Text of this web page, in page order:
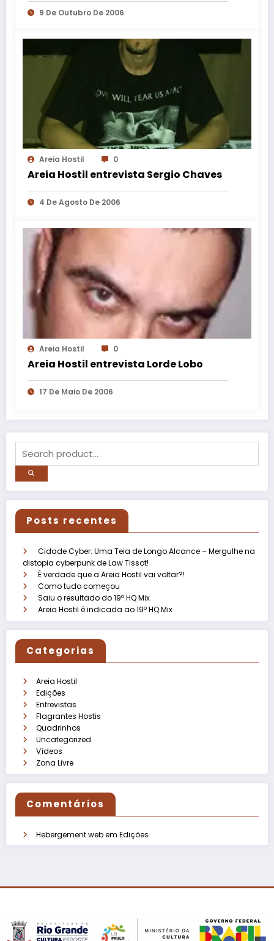
9 De Outubro De 2006
Areia Hostil 0
Areia Hostil entrevista Sergio Chaves
4 De Agosto De 2006
Areia Hostil 0
Areia Hostil entrevista Lorde Lobo
17 De Maio De 2006
Posts recentes
Cidade Cyber: Uma Teia de Longo Alcance – Mergulhe na
distopia cyberpunk de Law Tissot!
É verdade que a Areia Hostil vai voltar?!
Como tudo começou
Saiu o resultado do 19º HQ Mix
Areia Hostil é indicada ao 19º HQ Mix
Categorias
Areia Hostil
Edições
Entrevistas
Flagrantes Hostis
Quadrinhos
Uncategorized
Vídeos
Zona Livre
Comentários
Hebergement webem Edições